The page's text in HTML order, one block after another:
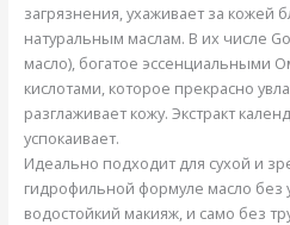
загрязнения, ухаживает за кожей
натуральным маслам. В их числе
масло), богатое эссенциальными
кислотами, которое прекрасно
разглаживает кожу. Экстракт
успокаивает.
Идеально подходит для сухой и
гидрофильной формуле масло без
водостойкий макияж, и само без